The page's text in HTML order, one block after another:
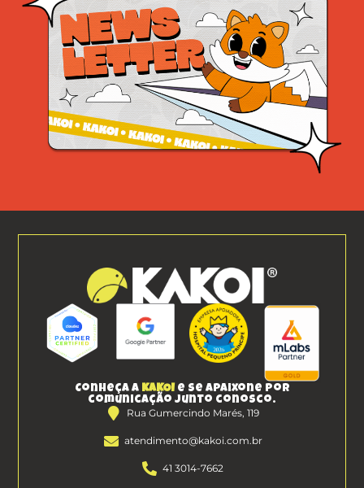
Conheça a KAKOI e se apaixone por
comunicação junto conosco.
Rua Gumercindo Marés, 119
atendimento@kakoi.com.br
41 3014-7662